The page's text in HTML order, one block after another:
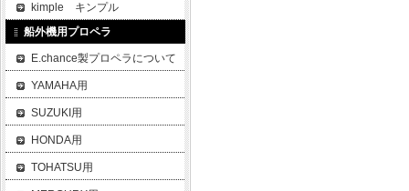
kimple キンプル
船外機用プロペラ
E.chance製プロペラについて
YAMAHA用
SUZUKI用
HONDA用
TOHATSU用